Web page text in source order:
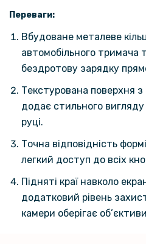
Матовий чохол Magsafe
349 грн
відсканування відбитку пальця
229 грн
Захисне скло Tempered
199 грн
249 грн
Переваги:
Вбудоване металеве
автомобільного тримача
бездротову зарядку
Текстурована поверхня
додає стильного
руці.
Точна відповідність
легкий доступ до всіх
Підняті краї навколо
додатковий рівень
камери оберігає